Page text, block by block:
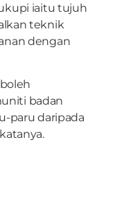
iaitu tujuh
teknik
dengan
badan
paru daripada